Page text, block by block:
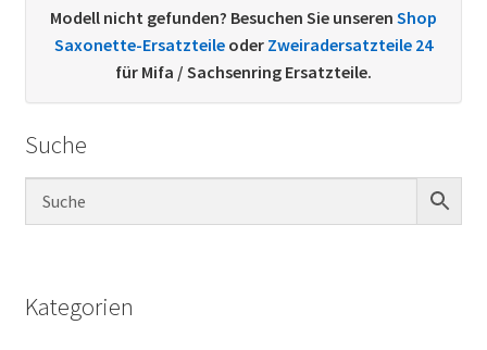
Datenschutzerklärung
Kontakt
Sachs Ersatzteile
Über uns
Modell nicht gefunden? Besuchen Sie unseren Shop
Saxonette-Ersatzteile oder Zweiradersatzteile 24
für Mifa / Sachsenring Ersatzteile.
Suche
Kategorien